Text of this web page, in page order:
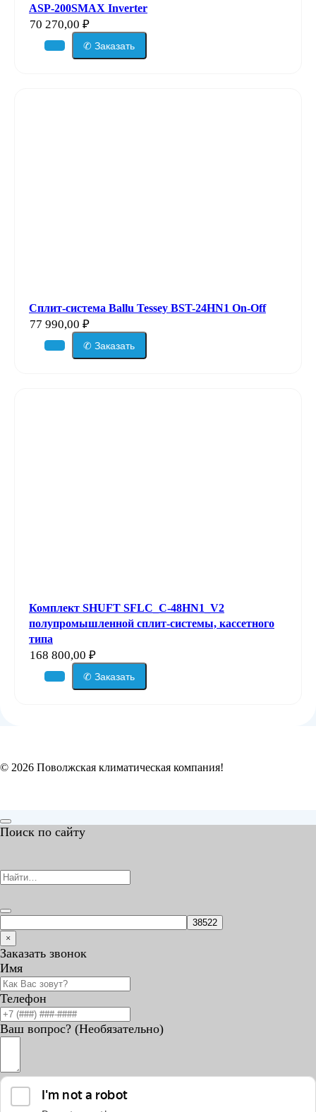
ASP-200SMAX Inverter
70 270,00 ₽
✆ Заказать
Сплит-система Ballu Tessey BST-24HN1 On-Off
77 990,00 ₽
✆ Заказать
Комплект SHUFT SFLC_C-48HN1_V2
полупромышленной сплит-системы, кассетного
типа
168 800,00 ₽
✆ Заказать
© 2026 Поволжская климатическая компания!
Поиск по сайту
×
Заказать звонок
Имя
Телефон
Ваш вопрос? (Необязательно)